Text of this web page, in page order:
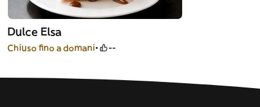
Dulce Elsa
Chiuso fino a domani --